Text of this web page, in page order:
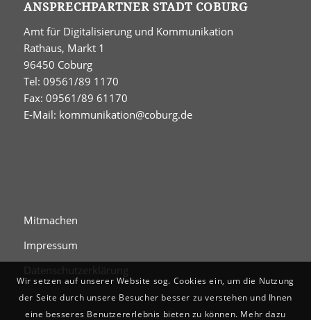
ANSPRECHPARTNER STADT COBURG
Amt für Digitalisierung und Kommunikation
Rathaus, Markt 1
96450 Coburg
Tel: 09561/89 1170
Fax: 09561/89 61170
E-Mail: kommunikation@coburg.de
Mitmachen
Impressum
Datenschutzerklärung
Wir setzen auf unserer Website sog. Cookies ein, um die Nutzung
der Seite durch unsere Besucher besser zu verstehen und Ihnen
eine besseres Benutzererlebnis bieten zu können. Mehr dazu